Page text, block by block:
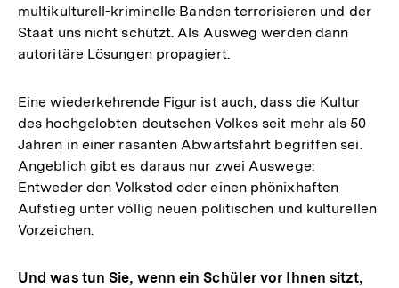
multikulturell-kriminelle Banden terrorisieren und der
Staat uns nicht schützt. Als Ausweg werden dann
autoritäre Lösungen propagiert.
Eine wiederkehrende Figur ist auch, dass die Kultur
des hochgelobten deutschen Volkes seit mehr als 50
Jahren in einer rasanten Abwärtsfahrt begriffen sei.
Angeblich gibt es daraus nur zwei Auswege:
Entweder den Volkstod oder einen phönixhaften
Aufstieg unter völlig neuen politischen und kulturellen
Vorzeichen.
Und was tun Sie, wenn ein Schüler vor Ihnen sitzt,